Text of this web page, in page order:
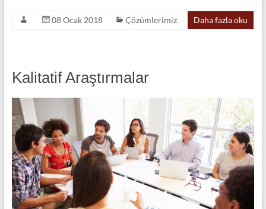
08 Ocak 2018 Çözümlerimiz Daha fazla oku
Kalitatif Araştırmalar